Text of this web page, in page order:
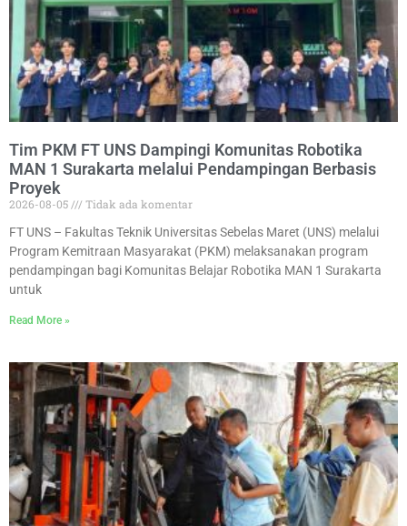
Tim PKM FT UNS Dampingi Komunitas Robotika
MAN 1 Surakarta melalui Pendampingan Berbasis
Proyek
2026-08-05
Tidak ada komentar
FT UNS – Fakultas Teknik Universitas Sebelas Maret (UNS) melalui
Program Kemitraan Masyarakat (PKM) melaksanakan program
pendampingan bagi Komunitas Belajar Robotika MAN 1 Surakarta
untuk
Read More »